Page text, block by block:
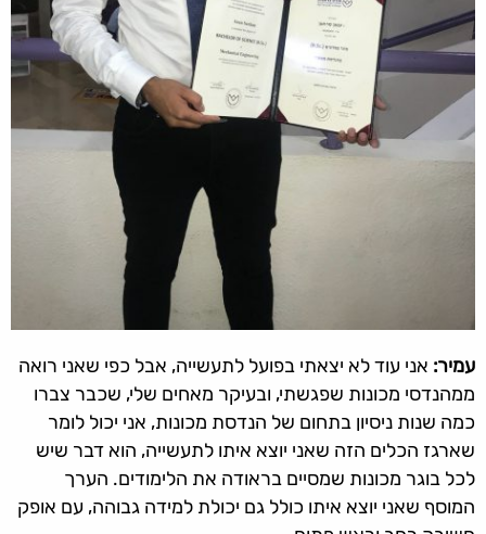
עמיר: אני עוד לא יצאתי בפועל לתעשייה, אבל כפי שאני רואה
ממהנדסי מכונות שפגשתי, ובעיקר מאחים שלי, שכבר צברו
כמה שנות ניסיון בתחום של הנדסת מכונות, אני יכול לומר
שארגז הכלים הזה שאני יוצא איתו לתעשייה, הוא דבר שיש
לכל בוגר מכונות שמסיים בראודה את הלימודים. הערך
המוסף שאני יוצא איתו כולל גם יכולת למידה גבוהה, עם אופק